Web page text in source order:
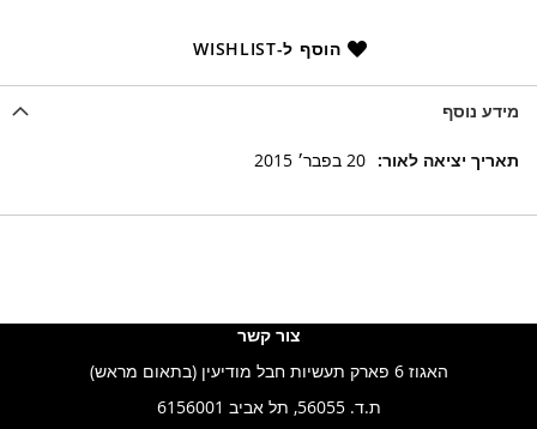
הוסף ל-WISHLIST
מידע נוסף
מידע
20 בפבר׳ 2015
צור קשר
האגוז 6 פארק תעשיות חבל מודיעין (בתאום מראש)
ת.ד. 56055, תל אביב 6156001